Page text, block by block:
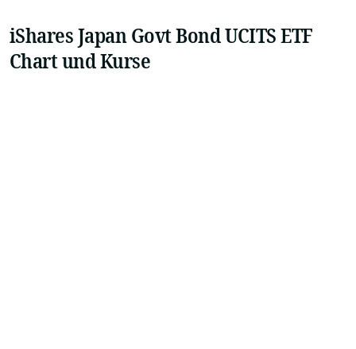
iShares Japan Govt Bond UCITS ETF
Chart und Kurse